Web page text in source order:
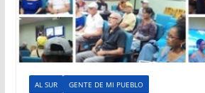
AL SUR GENTE DE MI PUEBLO